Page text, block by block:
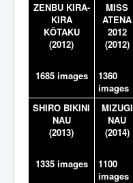
ZENBU KIRA-
KIRA
KÔTAKU
(2012)
1685 images
MISS
ATENA
2012
(2012)
1360
images
SHIRO BIKINI
NAU
(2013)
1335 images
MIZUGI
NAU
(2014)
1100
images